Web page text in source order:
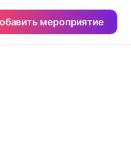
мероприятие